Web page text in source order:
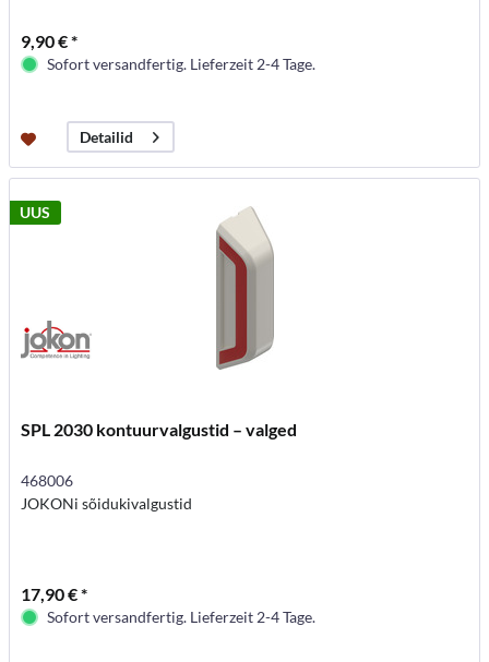
9,90 € *
Sofort versandfertig. Lieferzeit 2-4 Tage.
Detailid
UUS
SPL 2030 kontuurvalgustid – valged
468006
JOKONi sõidukivalgustid
17,90 € *
Sofort versandfertig. Lieferzeit 2-4 Tage.